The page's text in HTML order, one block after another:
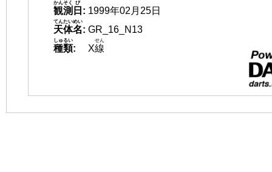
観測
かんそく
日
び
: 1999年02月25日
天体名
てんたいめい
: GR_16_N13
種類
しゅるい
: X線
せん